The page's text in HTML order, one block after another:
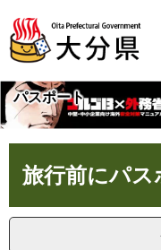
ジ
先
頭
で
す
ュ
を
飛
ば
し
へ
パスポート
旅行前にパス